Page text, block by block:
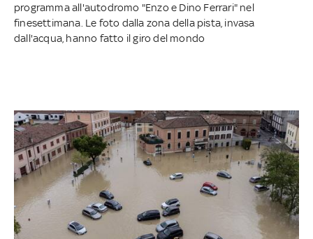
programma all'autodromo "Enzo e Dino Ferrari" nel
finesettimana. Le foto dalla zona della pista, invasa
dall'acqua, hanno fatto il giro del mondo